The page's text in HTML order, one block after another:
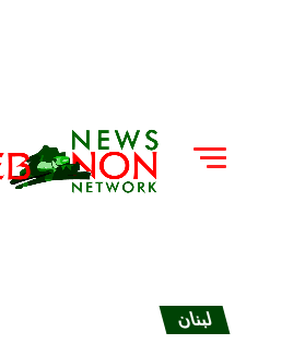
لبنان